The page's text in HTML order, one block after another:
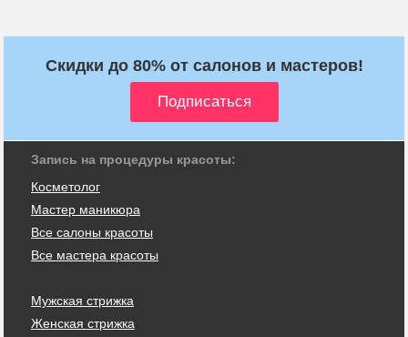
Скидки до 80% от салонов и мастеров!
Запись на процедуры красоты:
Косметолог
Мастер маникюра
Все салоны красоты
Все мастера красоты
Мужская стрижка
Женская стрижка